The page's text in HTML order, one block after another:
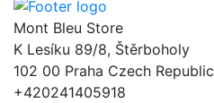
Mont Bleu Store
K Lesíku 89/8, Štěrboholy
102 00 Praha Czech Republic
+420241405918